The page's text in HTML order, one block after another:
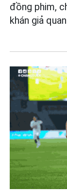
đồng phim,
khán giả